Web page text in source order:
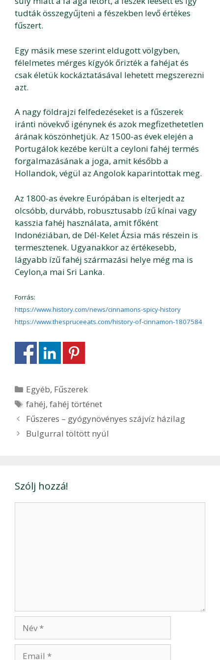
tudták összegyűjteni a fészekben levő értékes
fűszert.
Egy másik mese szerint eldugott völgyben,
félelmetes mérges kígyók őrizték a fahéjat és
csak életük kockáztatásával lehetett megszerezni
azt.
A nagy földrajzi felfedezéseket is a fűszerek
iránti növekvő igénynek és azok megfizethetetlen
árának köszönhetjük. Az 1500-as évek elején a
Portugálok kezébe került a ceyloni fahéj termés
forgalmazásának a joga, amit később a
Hollandok, végül az Angolok kaparintottak meg.
Az 1800-as évekre Európában is elterjedt az
olcsóbb, durvább, robusztusabb ízű kínai vagy
kasszia fahéj használata, amit főként
Indonéziában, de Dél-Kelet Ázsia más részein is
termesztenek. Ugyanakkor az értékesebb,
lágyabb ízű fahéj származási helye még ma is
Ceylon,a mai Sri Lanka.
Forrás:
https://www.history.com/news/cinnamons-spicy-history
https://www.thespruceeats.com/history-of-cinnamon-1807584
Kategória
Egyéb, Fűszerek
Címkék
fahéj,fahéj történet
Bejegyzés
navigáció
Fűszeres – gyógynövényes szájvíz házilag
Bulgurral töltött nyúl
Szólj hozzá!